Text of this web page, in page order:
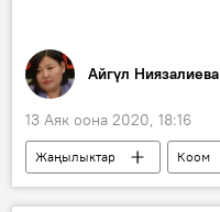
Айгүл Ниязалиева
13 Аяк оона 2020, 18:16
Жаңылыктар Коом
Миграция
Россия